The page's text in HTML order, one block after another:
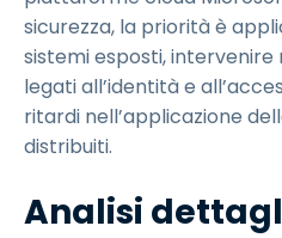
sicurezza, la priorità è
sistemi esposti,
legati all’identità e
ritardi nell’applicazione
distribuiti.
Analisi